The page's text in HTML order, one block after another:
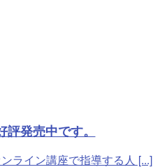
発売中です。
ライン講座で指導する人 [...]